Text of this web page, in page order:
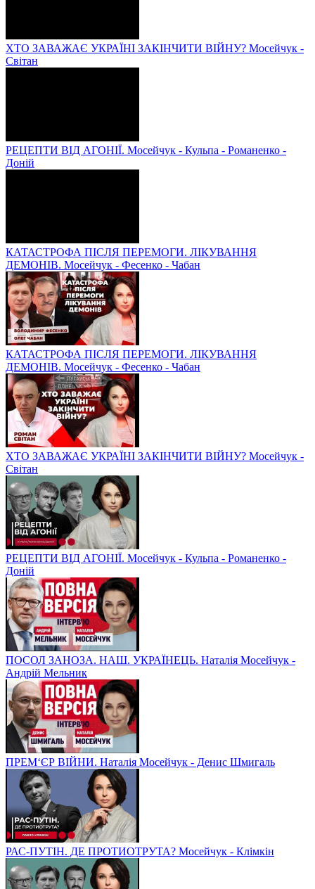
ХТО ЗАВАЖАЄ УКРАЇНІ ЗАКІНЧИТИ ВІЙНУ? Мосейчук -
Світан
РЕЦЕПТИ ВІД АГОНІЇ. Мосейчук - Кульпа - Романенко -
Доній
КАТАСТРОФА ПІСЛЯ ПЕРЕМОГИ. ЛІКУВАННЯ
ДЕМОНІВ. Мосейчук - Фесенко - Чабан
КАТАСТРОФА ПІСЛЯ ПЕРЕМОГИ. ЛІКУВАННЯ
ДЕМОНІВ. Мосейчук - Фесенко - Чабан
ХТО ЗАВАЖАЄ УКРАЇНІ ЗАКІНЧИТИ ВІЙНУ? Мосейчук -
Світан
РЕЦЕПТИ ВІД АГОНІЇ. Мосейчук - Кульпа - Романенко -
Доній
ПОСОЛ ЗАНОЗА. НАШ. УКРАЇНЕЦЬ. Наталія Мосейчук -
Андрій Мельник
ПРЕМ‘ЄР ВІЙНИ. Наталія Мосейчук - Денис Шмигаль
РАС-ПУТІН. ДЕ ПРОТИОТРУТА? Мосейчук - Клімкін